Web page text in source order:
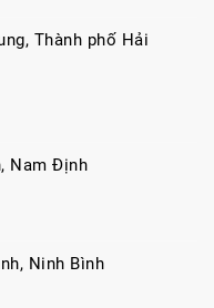
Thành phố Hải
Nam Định
Ninh Bình